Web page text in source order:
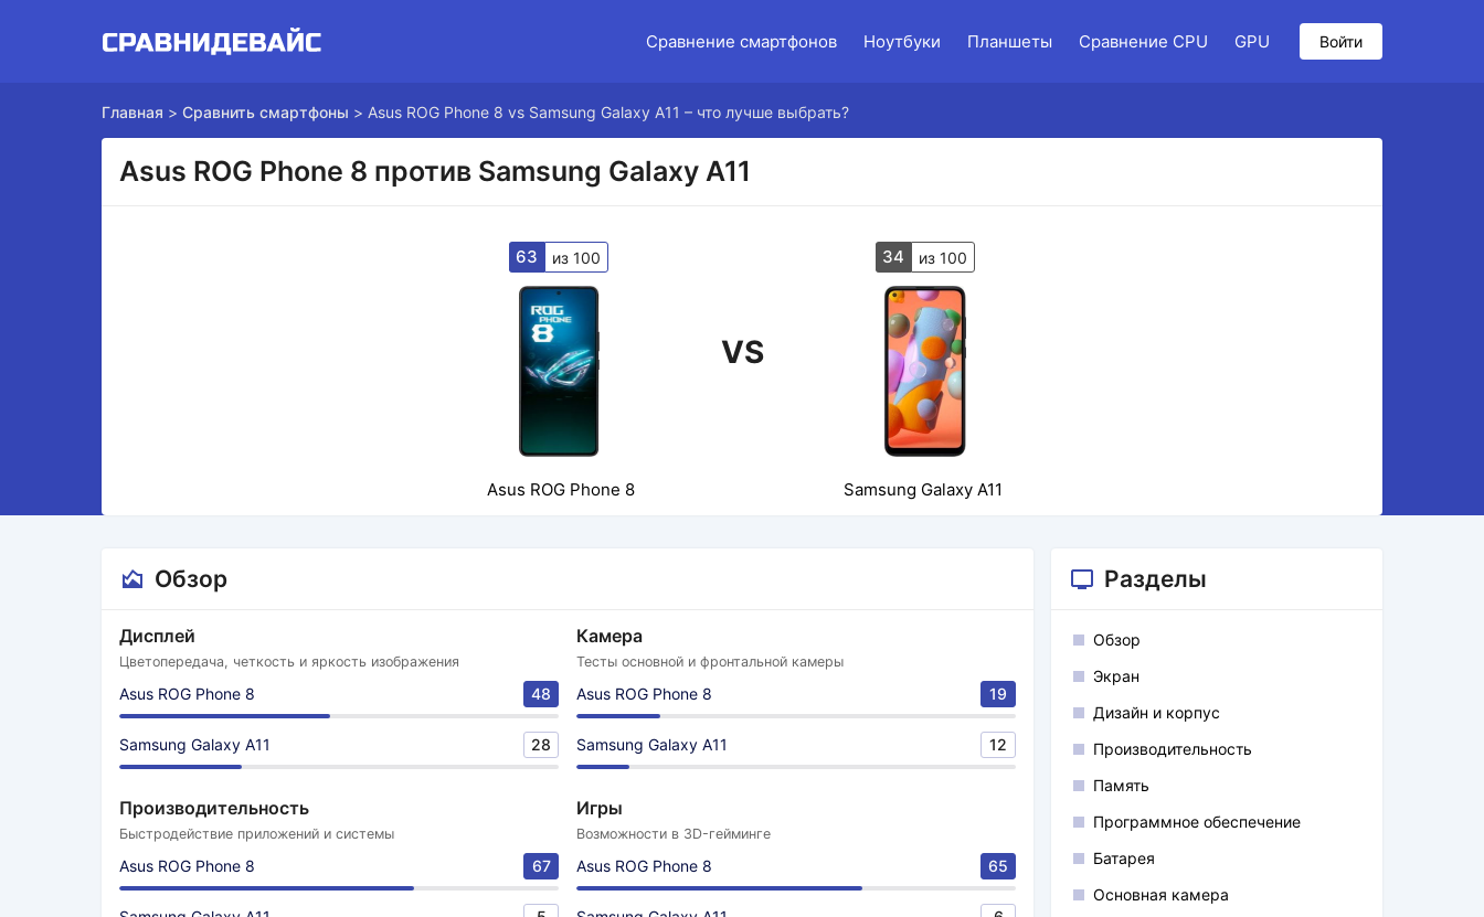
Сравнение смартфонов Ноутбуки Планшеты Сравнение CPU GPU Войти
Главная > Сравнить смартфоны > Asus ROG Phone 8 vs Samsung Galaxy A11 – что лучше выбрать?
Asus ROG Phone 8 против Samsung Galaxy A11
63 из 100
VS
34 из 100
Asus ROG Phone 8 Samsung Galaxy A11
Обзор
Дисплей
Цветопередача, четкость и яркость изображения
Asus ROG Phone 8 48
Samsung Galaxy A11 28
Камера
Тесты основной и фронтальной камеры
Asus ROG Phone 8 19
Samsung Galaxy A11 12
Производительность
Быстродействие приложений и системы
Asus ROG Phone 8 67
Игры
Возможности в 3D-гейминге
Asus ROG Phone 8 65
Разделы
Обзор
Экран
Дизайн и корпус
Производительность
Память
Программное обеспечение
Батарея
Основная камера